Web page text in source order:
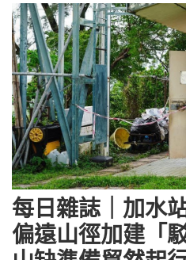
每日雜誌｜加水
偏遠山徑加建「